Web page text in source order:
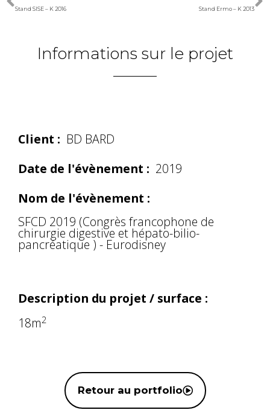
Stand SISE – K 2016 Stand Ermo – K 2013
Informations sur le projet
Client : BD BARD
Date de l'évènement : 2019
Nom de l'évènement :
SFCD 2019 (Congrès francophone de
chirurgie digestive et hépato-bilio-
pancréatique ) - Eurodisney
Description du projet / surface :
18m2
Retour au portfolio